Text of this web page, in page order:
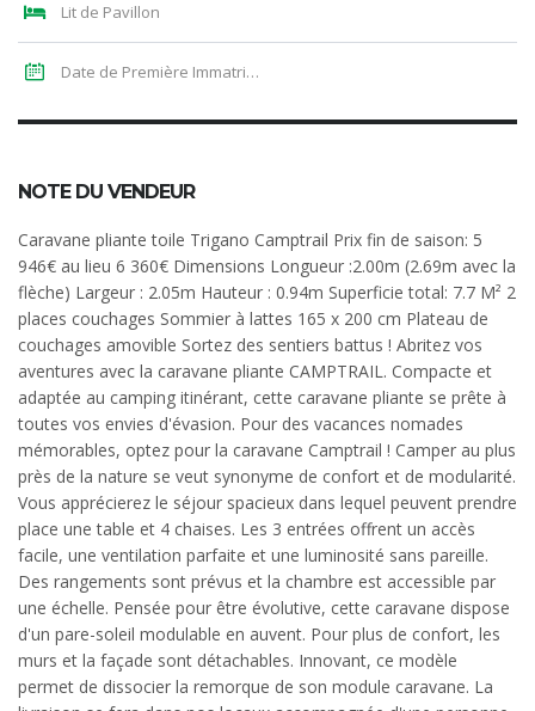
Lit de Pavillon
Date de Première Immatriculation
NOTE DU VENDEUR
Caravane pliante toile Trigano Camptrail Prix fin de saison: 5
946€ au lieu 6 360€ Dimensions Longueur :2.00m (2.69m avec la
flèche) Largeur : 2.05m Hauteur : 0.94m Superficie total: 7.7 M² 2
places couchages Sommier à lattes 165 x 200 cm Plateau de
couchages amovible Sortez des sentiers battus ! Abritez vos
aventures avec la caravane pliante CAMPTRAIL. Compacte et
adaptée au camping itinérant, cette caravane pliante se prête à
toutes vos envies d'évasion. Pour des vacances nomades
mémorables, optez pour la caravane Camptrail ! Camper au plus
près de la nature se veut synonyme de confort et de modularité.
Vous apprécierez le séjour spacieux dans lequel peuvent prendre
place une table et 4 chaises. Les 3 entrées offrent un accès
facile, une ventilation parfaite et une luminosité sans pareille.
Des rangements sont prévus et la chambre est accessible par
une échelle. Pensée pour être évolutive, cette caravane dispose
d'un pare-soleil modulable en auvent. Pour plus de confort, les
murs et la façade sont détachables. Innovant, ce modèle
permet de dissocier la remorque de son module caravane. La